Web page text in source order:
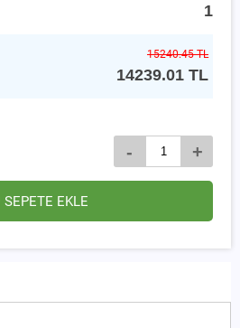
1
15240.45 TL
14239.01 TL
- +
SEPETE EKLE